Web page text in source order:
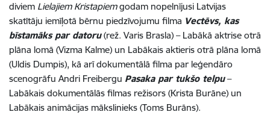
diviem Lielajiem Kristapiemgodam nopelnījusi Latvijas
skatītāju iemīļotā bērnu piedzīvojumu filma Vectēvs, kas
bīstamāks par datoru(rež. Varis Brasla) – Labākā aktrise otrā
plāna lomā (Vizma Kalme) un Labākais aktieris otrā plāna lomā
(Uldis Dumpis), kā arī dokumentālā filma par leģendāro
scenogrāfu Andri Freibergu Pasaka par tukšo telpu–
Labākais dokumentālās filmas režisors (Krista Burāne) un
Labākais animācijas mākslinieks (Toms Burāns).